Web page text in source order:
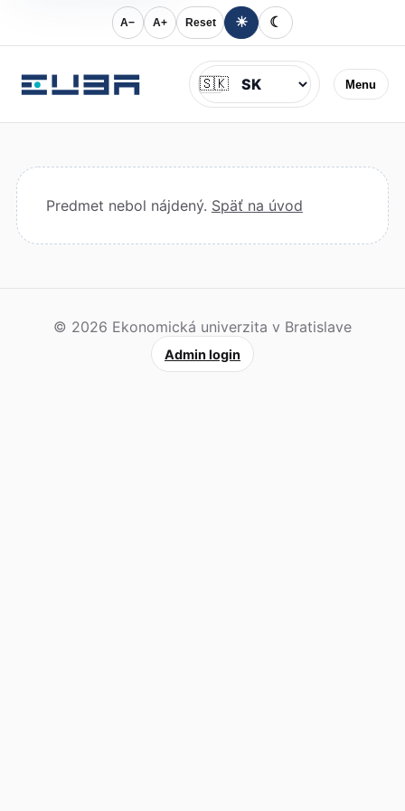
A− A+ Reset ☀ ☾
Menu
Jazyk
🇸🇰
Predmet nebol nájdený. Späť na úvod
© 2026 Ekonomická univerzita v Bratislave
Admin login